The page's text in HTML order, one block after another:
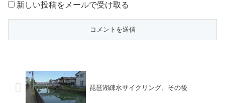
新しい投稿をメールで受け取る
琵琶湖疎水サイクリング、その後